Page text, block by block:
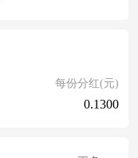
每份分红(元)
0.1300